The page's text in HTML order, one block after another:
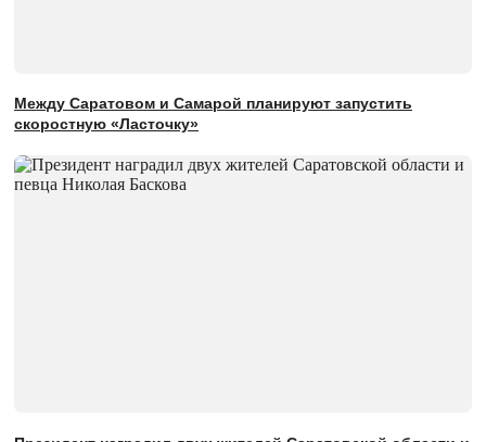
Между Саратовом и Самарой планируют запустить
скоростную «Ласточку»